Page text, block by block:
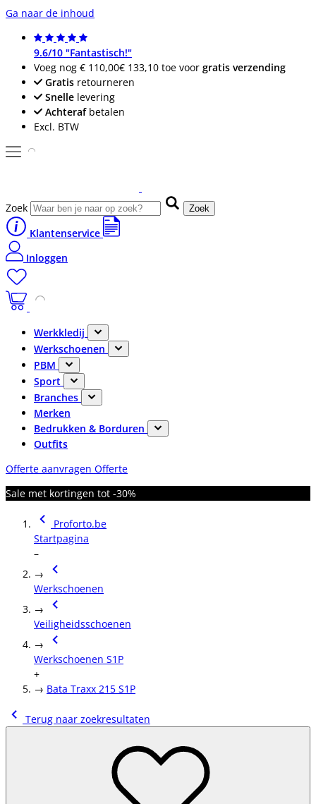
Ga naar de inhoud
9.6/10 "Fantastisch!"
Voeg nog € 110,00€ 133,10 toe voor gratis verzending
Gratis retourneren
Snelle levering
Achterafbetalen
Excl. BTW
Zoek Zoek
Klantenservice
Inloggen
Werkkledij
Werkschoenen
PBM
Sport
Branches
Merken
Bedrukken & Borduren
Outfits
Offerte aanvragen Offerte
Sale met kortingen tot -30%
Proforto.be
Startpagina
–
→
Werkschoenen
→
Veiligheidsschoenen
→
Werkschoenen S1P
+
→ Bata Traxx 215 S1P
Terug naar zoekresultaten